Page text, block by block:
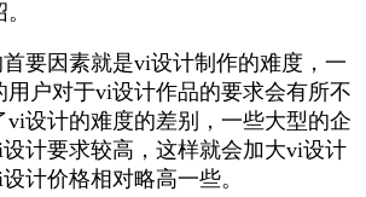
要因素就是vi设计制作的难度，一
用户对于vi设计作品的要求会有所不
vi设计的难度的差别，一些大型的企
计要求较高，这样就会加大vi设计
计价格相对略高一些。